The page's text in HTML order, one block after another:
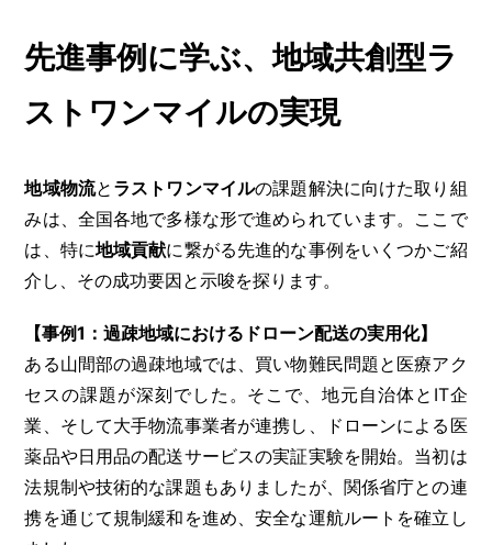
先進事例に学ぶ、地域共創型ラ
ストワンマイルの実現
地域物流と ラストワンマイルの課題解決に向けた取り組
みは、全国各地で多様な形で進められています。ここで
は、特に地域貢献に繋がる先進的な事例をいくつかご紹
介し、その成功要因と示唆を探ります。
【事例1：過疎地域におけるドローン配送の実用化】
ある山間部の過疎地域では、買い物難民問題と医療アク
セスの課題が深刻でした。そこで、地元自治体とIT企
業、そして大手物流事業者が連携し、ドローンによる医
薬品や日用品の配送サービスの実証実験を開始。当初は
法規制や技術的な課題もありましたが、関係省庁との連
携を通じて規制緩和を進め、安全な運航ルートを確立し